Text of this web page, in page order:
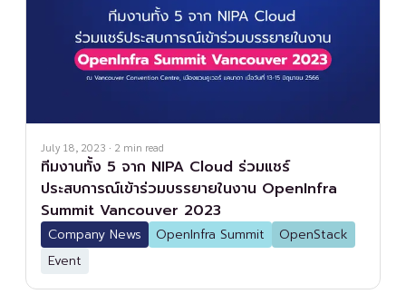
July 18, 2023 · 2 min read
ทีมงานทั้ง 5 จาก NIPA Cloud ร่วมแชร์
ประสบการณ์เข้าร่วมบรรยายในงาน OpenInfra
Summit Vancouver 2023
Company News OpenInfra Summit
OpenStack
Event